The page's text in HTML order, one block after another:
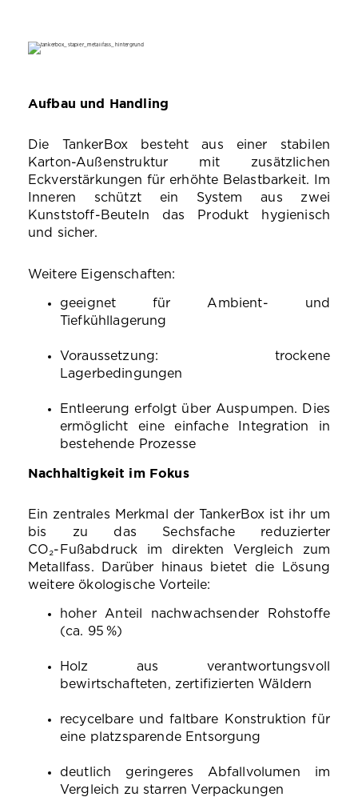
Aufbau und Handling
Die TankerBox besteht aus einer stabilen
Karton-Außenstruktur mit zusätzlichen
Eckverstärkungen für erhöhte Belastbarkeit. Im
Inneren schützt ein System aus zwei
Kunststoff-Beuteln das Produkt hygienisch
und sicher.
Weitere Eigenschaften:
geeignet für Ambient- und
Tiefkühllagerung
Voraussetzung: trockene
Lagerbedingungen
Entleerung erfolgt über Auspumpen. Dies
ermöglicht eine einfache Integration in
bestehende Prozesse
Nachhaltigkeit im Fokus
Ein zentrales Merkmal der TankerBox ist ihr um
bis zu das Sechsfache reduzierter
CO₂‑Fußabdruck im direkten Vergleich zum
Metallfass. Darüber hinaus bietet die Lösung
weitere ökologische Vorteile:
hoher Anteil nachwachsender Rohstoffe
(ca. 95 %)
Holz aus verantwortungsvoll
bewirtschafteten, zertifizierten Wäldern
recycelbare und faltbare Konstruktion für
eine platzsparende Entsorgung
deutlich geringeres Abfallvolumen im
Vergleich zu starren Verpackungen